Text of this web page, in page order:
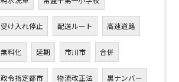
受け入れ停止 配送ルート 高速道路
無料化 延期 市川市 合併
政令指定都市 物流改正法 黒ナンバー